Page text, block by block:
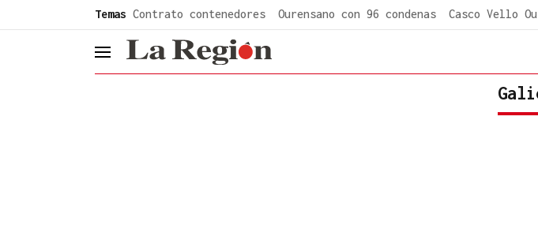
Temas Contrato contenedores Ourensano con 96 condenas Casco Vello
header.menu.open